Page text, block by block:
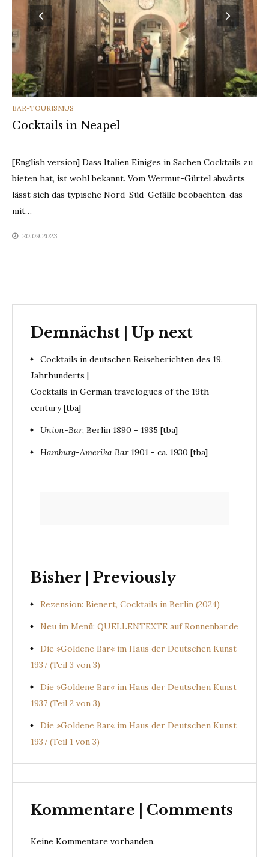
CATEGORIES
BAR-TOURISMUS
Cocktails in Neapel
[English version] Dass Italien Einiges in Sachen Cocktails zu
bieten hat, ist wohl bekannt. Vom Wermut-Gürtel abwärts
lässt sich das typische Nord-Süd-Gefälle beobachten, das
mit…
20.09.2023
Demnächst | Up next
Cocktails in deutschen Reiseberichten des 19.
Jahrhunderts |
Cocktails in German travelogues of the 19th
century [tba]
Union-Bar, Berlin 1890 - 1935 [tba]
Hamburg-Amerika Bar1901 - ca. 1930 [tba]
Bisher | Previously
Rezension: Bienert, Cocktails in Berlin (2024)
Neu im Menü: QUELLENTEXTE auf Ronnenbar.de
Die »Goldene Bar« im Haus der Deutschen Kunst
1937 (Teil 3 von 3)
Die »Goldene Bar« im Haus der Deutschen Kunst
1937 (Teil 2 von 3)
Die »Goldene Bar« im Haus der Deutschen Kunst
1937 (Teil 1 von 3)
Kommentare | Comments
Keine Kommentare vorhanden.